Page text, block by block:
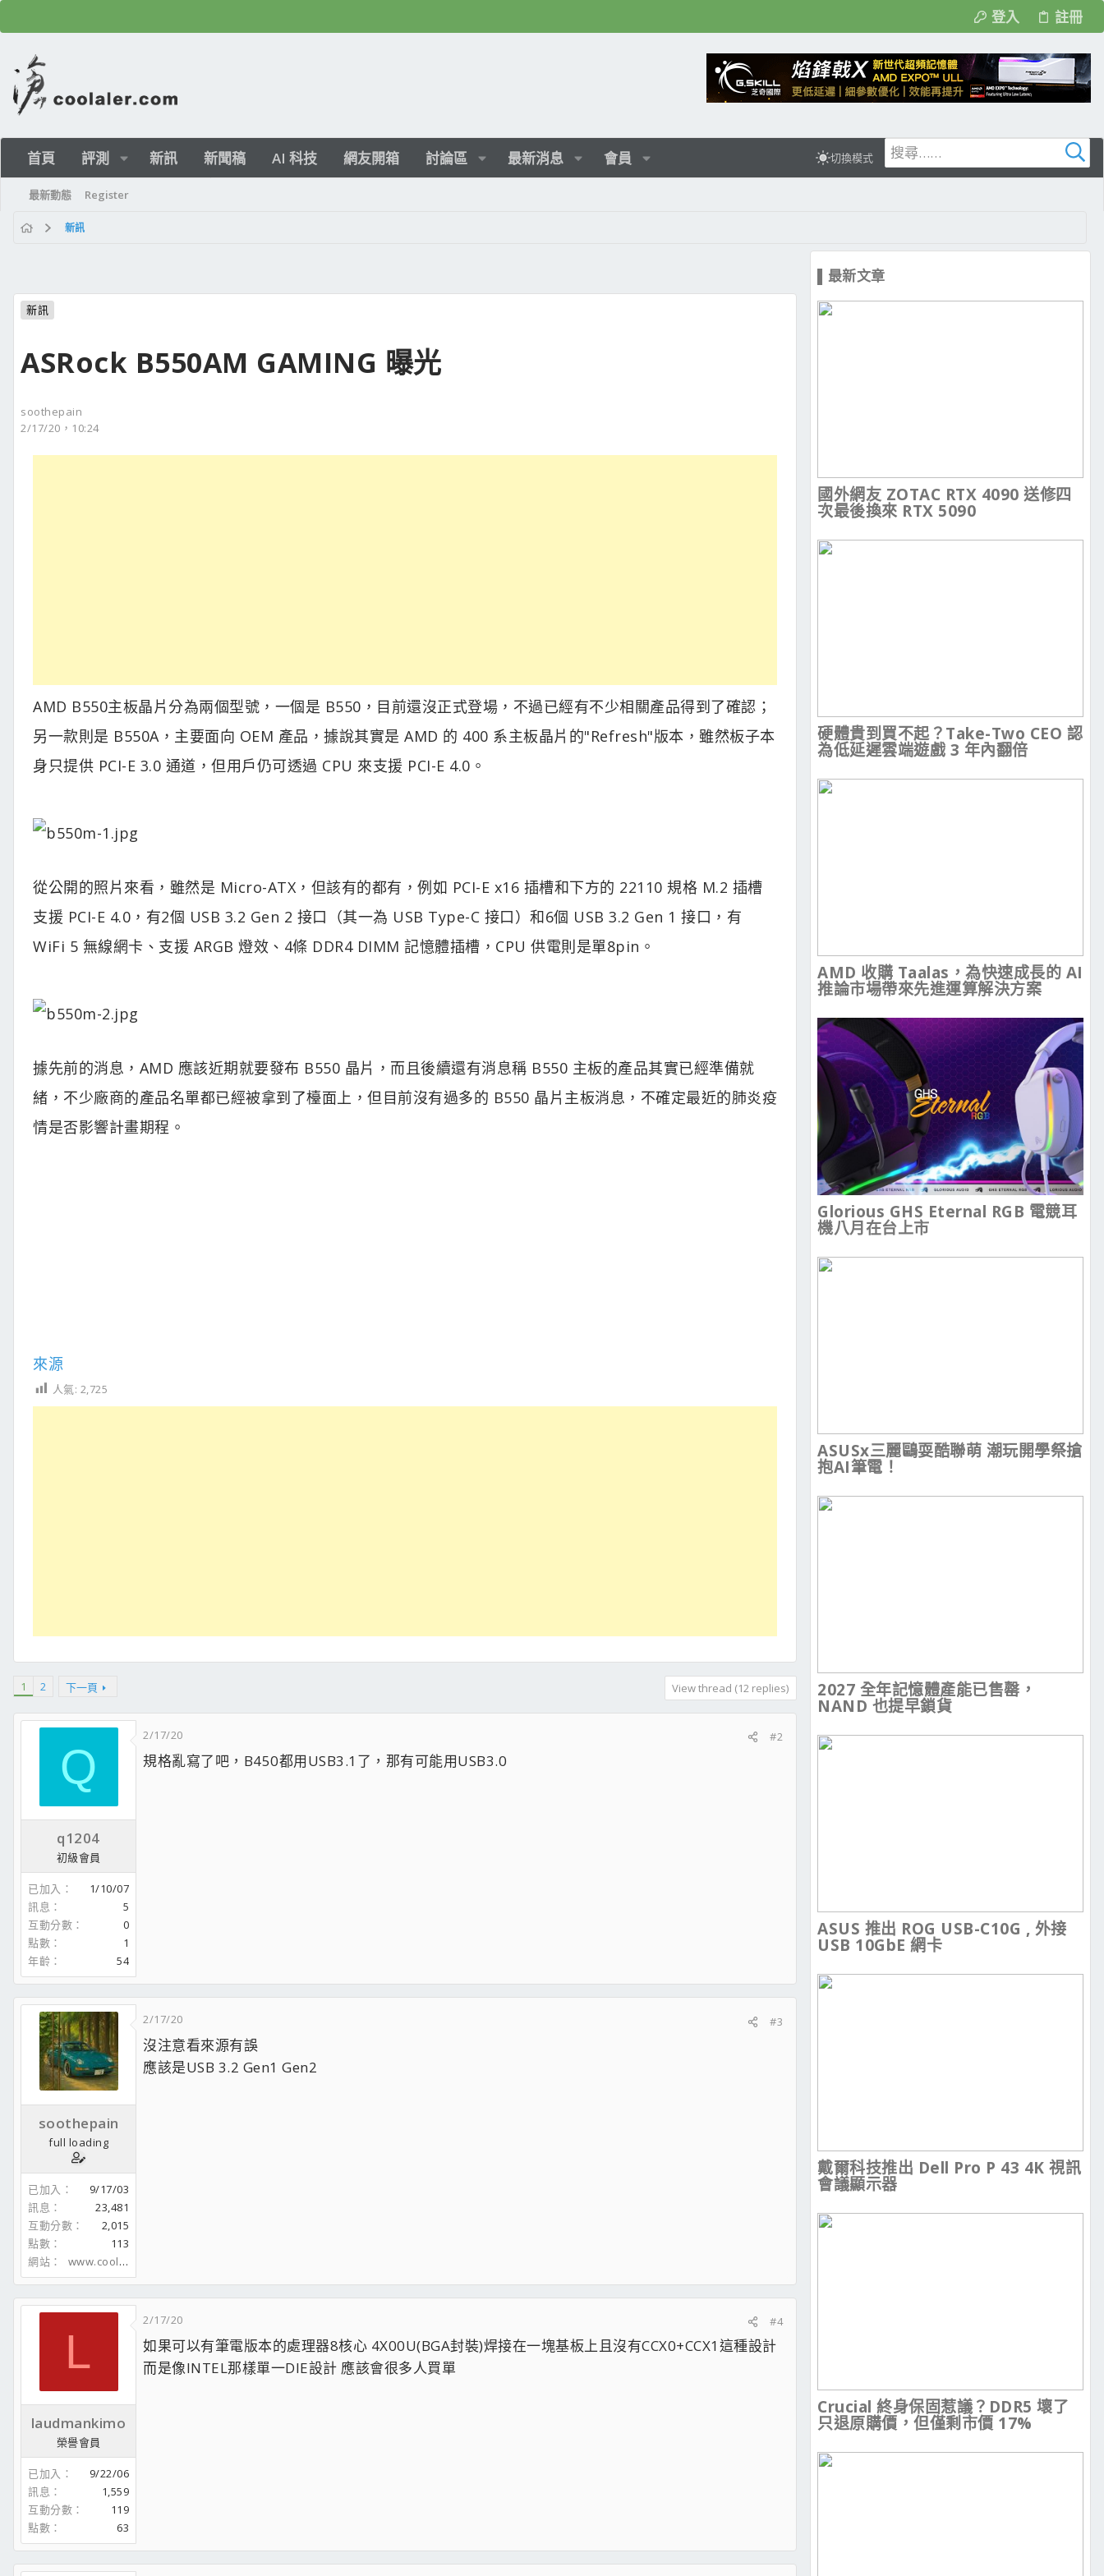
登入 註冊
首頁 評測 新訊 新聞稿 AI 科技 網友開箱 討論區 最新消息 會員 切換模式
最新動態 Register
新訊
新訊
ASRock B550AM GAMING 曝光
soothepain
2/17/20，10:24
AMD B550主板晶片分為兩個型號，一個是 B550，目前還沒正式登場，不過已經有不少相關產品得到了確認；
另一款則是 B550A，主要面向 OEM 產品，據說其實是 AMD 的 400 系主板晶片的"Refresh"版本，雖然板子本
身只提供 PCI-E 3.0 通道，但用戶仍可透過 CPU 來支援 PCI-E 4.0。
從公開的照片來看，雖然是 Micro-ATX，但該有的都有，例如 PCI-E x16 插槽和下方的 22110 規格 M.2 插槽
支援 PCI-E 4.0，有2個 USB 3.2 Gen 2 接口（其一為 USB Type-C 接口）和6個 USB 3.2 Gen 1 接口，有
WiFi 5 無線網卡、支援 ARGB 燈效、4條 DDR4 DIMM 記憶體插槽，CPU 供電則是單8pin。
據先前的消息，AMD 應該近期就要發布 B550 晶片，而且後續還有消息稱 B550 主板的產品其實已經準備就
緒，不少廠商的產品名單都已經被拿到了檯面上，但目前沒有過多的 B550 晶片主板消息，不確定最近的肺炎疫
情是否影響計畫期程。
來源
人氣: 2,725
1 2 下一頁 View thread (12 replies)
Q
q1204
初級會員
已加入
1/10/07
訊息
5
互動分數
0
點數
1
年齡
54
2/17/20 #2
規格亂寫了吧，B450都用USB3.1了，那有可能用USB3.0
soothepain
full loading
已加入
9/17/03
訊息
23,481
互動分數
2,015
點數
113
網站
www.coolaler.com
2/17/20 #3
沒注意看來源有誤
應該是USB 3.2 Gen1 Gen2
L
laudmankimo
榮譽會員
已加入
9/22/06
訊息
1,559
互動分數
119
點數
63
2/17/20 #4
如果可以有筆電版本的處理器8核心 4X00U(BGA封裝)焊接在一塊基板上且沒有CCX0+CCX1這種設計
而是像INTEL那樣單一DIE設計 應該會很多人買單
▌最新文章
國外網友 ZOTAC RTX 4090 送修四
次最後換來 RTX 5090
硬體貴到買不起？Take-Two CEO 認
為低延遲雲端遊戲 3 年內翻倍
AMD 收購 Taalas，為快速成長的 AI
推論市場帶來先進運算解決方案
Glorious GHS Eternal RGB 電競耳
機八月在台上市
ASUSx三麗鷗耍酷聯萌 潮玩開學祭搶
抱AI筆電！
2027 全年記憶體產能已售罄，
NAND 也提早鎖貨
ASUS 推出 ROG USB-C10G , 外接
USB 10GbE 網卡
戴爾科技推出 Dell Pro P 43 4K 視訊
會議顯示器
Crucial 終身保固惹議？DDR5 壞了
只退原購價，但僅剩市價 17%